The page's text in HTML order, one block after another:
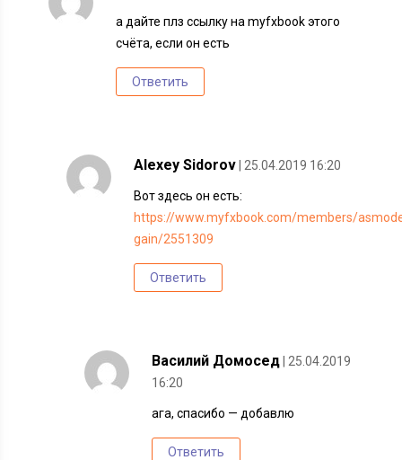
а дайте плз ссылку на myfxbook этого
счёта, если он есть
Ответить
Alexey Sidorov | 25.04.2019 16:20
Вот здесь он есть:
https://www.myfxbook.com/members/
gain/2551309
Ответить
Василий Домосед
| 25.04.2019
16:20
ага, спасибо — добавлю
Ответить